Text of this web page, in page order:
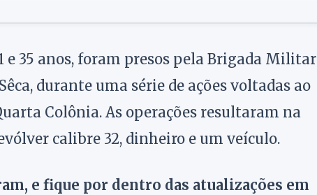
e 35 anos, foram presos pela Brigada Militar
durante uma série de ações voltadas ao
Colônia. As operações resultaram na
calibre 32, dinheiro e um veículo.
e fique por dentro das atualizações em